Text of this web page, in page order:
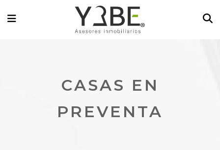
CASAS EN
PREVENTA